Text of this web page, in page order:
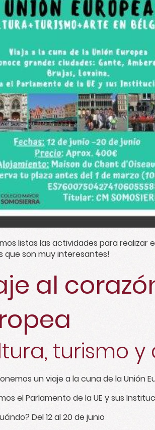
listas las actividades para
que son muy interesantes!
al
turismo
un viaje a la cuna de la Unión
el Parlamento de la UE y sus
Del 12 al 20 de junio